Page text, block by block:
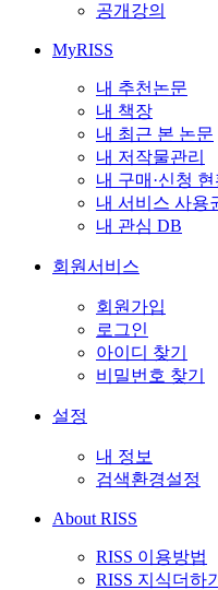
공개강의
MyRISS
내 추천논문
내 책장
내 최근 본 논문
내 저작물관리
내 구매·신청
내 서비스 사용
내 관심 DB
회원서비스
회원가입
로그인
아이디 찾기
비밀번호 찾기
설정
내 정보
검색환경설정
About RISS
RISS 이용방법
RISS 지식더하기